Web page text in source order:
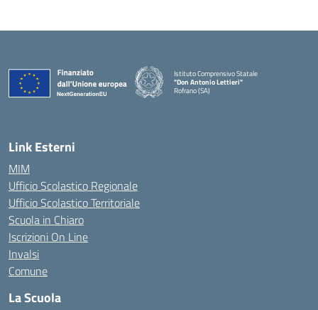
Istituto Comprensivo Statale
"Don Antonio Lettieri"
Rofrano (SA)
Link Esterni
MIM
Ufficio Scolastico Regionale
Ufficio Scolastico Territoriale
Scuola in Chiaro
Iscrizioni On Line
Invalsi
Comune
La Scuola